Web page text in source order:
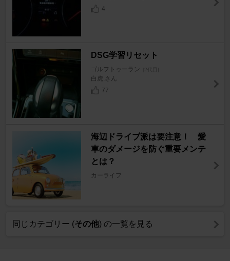
4
DSG学習リセット
ゴルフトゥーラン [2代目]
白虎.さん
77
海辺ドライブ派は要注意！ 愛
車のダメージを防ぐ重要メンテ
とは？
カーライフ
同じカテゴリー (その他) の一覧を見る